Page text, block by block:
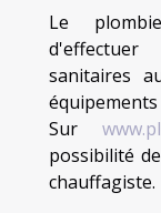
Le
sanitaires
Sur
possibilité
chauffagiste.